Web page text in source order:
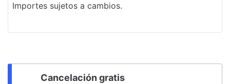
Recarga de autos eléctricos
Importes sujetos a cambios.
Cancelación gratis